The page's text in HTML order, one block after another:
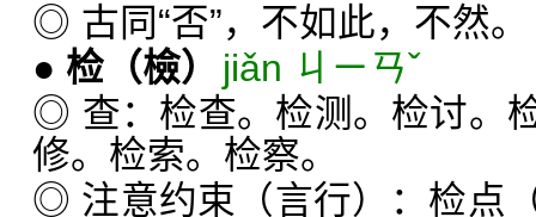
◎ 古同“否”，不如此，不然。
● 检 （檢）
jiǎn ㄐㄧㄢˇ
◎ 查：检查。检测。检讨。
修。检索。检察。
◎ 注意约束（言行）：检点